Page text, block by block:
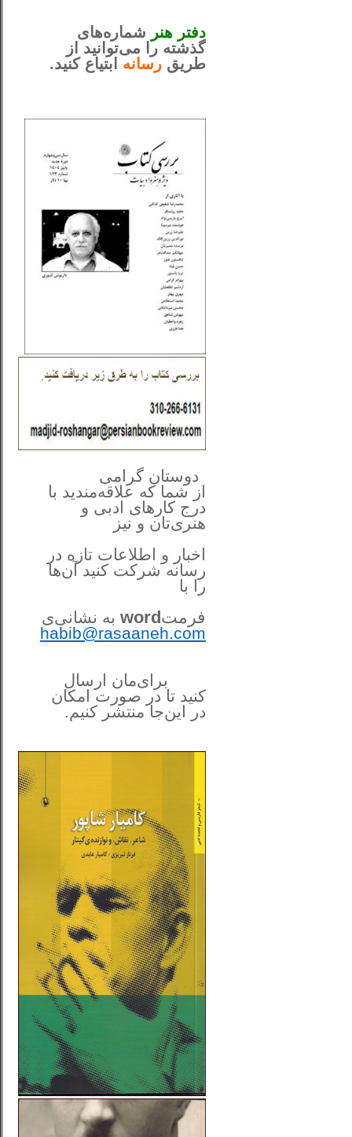
دفتر هنر شماره‌های
گذشته را می‌توانید از
طریق رسانه ابتیاع کنید.
دوستان گرامی
از شما که علاقه‌مندید با
درج کارهای‌ ادبی و
هنری‌تان و نیز
اخبار و اطلاعات تازه در
رسانه شرکت کنید آن‌ها
را با
فرمتword به نشانی‌ی
habib@rasaaneh.com
برای‌مان ارسال
کنید تا در صورت امکان
در این‌جامنتشر کنیم.